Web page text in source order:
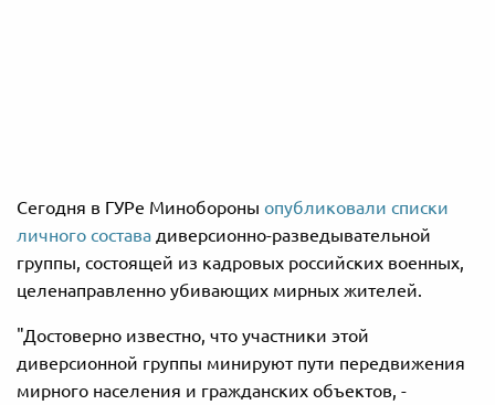
Сегодня в ГУРе Минобороны опубликовали списки
личного состава диверсионно-разведывательной
группы, состоящей из кадровых российских военных,
целенаправленно убивающих мирных жителей.
"Достоверно известно, что участники этой
диверсионной группы минируют пути передвижения
мирного населения и гражданских объектов, -